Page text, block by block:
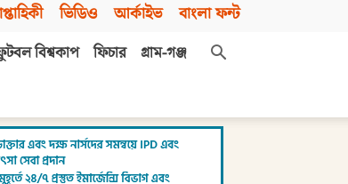
ভিডিও আর্কাইভ বাংলা ফন্ট
বিশ্বকাপ ফিচার
গ্রাম-গঞ্জ